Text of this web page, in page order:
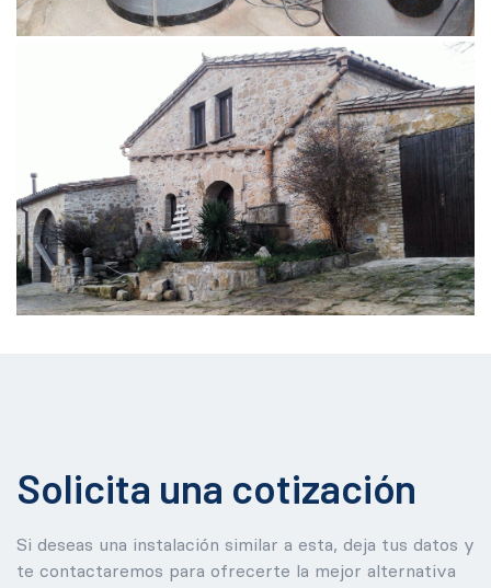
Solicita una cotización
Si deseas una instalación similar a esta, deja tus datos y
te contactaremos para ofrecerte la mejor alternativa